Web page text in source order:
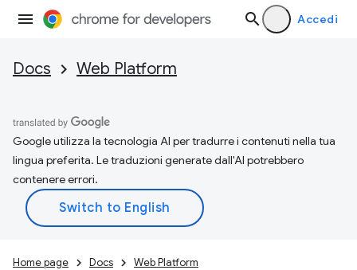
Accedi
Docs Web Platform
Google utilizza la tecnologia AI per tradurre i contenuti nella tua
lingua preferita. Le traduzioni generate dall'AI potrebbero
contenere errori.
Home page Docs Web Platform